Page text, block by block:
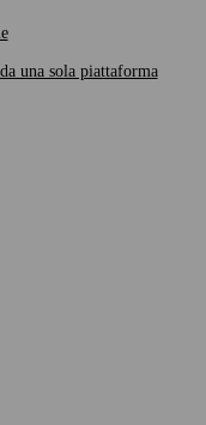
una sola piattaforma